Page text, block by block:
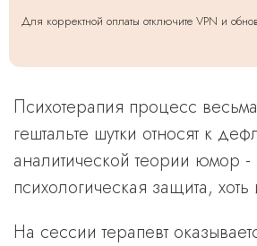
Для корректной оплаты отключите VPN и
Психотерапия процесс
гештальте шутки относят к
аналитической теории юмор -
психологическая защита,
На сессии терапевт